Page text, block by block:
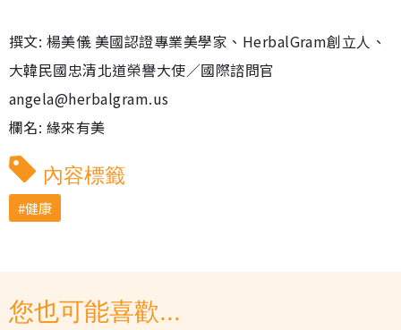
撰文: 楊美儀 美國認證專業美學家、HerbalGram創立人、
大韓民國忠清北道榮譽大使／國際諮問官
angela@herbalgram.us
欄名: 緣來有美
內容標籤
健康
您也可能喜歡...